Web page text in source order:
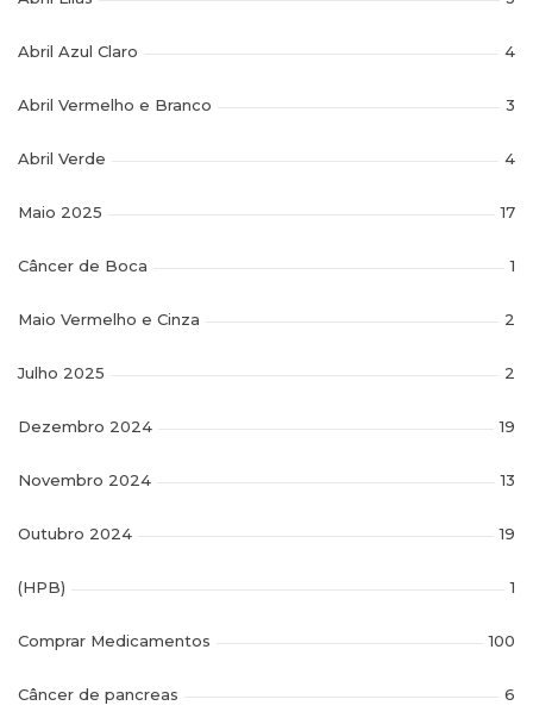
Abril Azul Claro 4
Abril Vermelho e Branco 3
Abril Verde 4
Maio 2025 17
Câncer de Boca 1
Maio Vermelho e Cinza 2
Julho 2025 2
Dezembro 2024 19
Novembro 2024 13
Outubro 2024 19
(HPB) 1
Comprar Medicamentos 100
Câncer de pancreas 6